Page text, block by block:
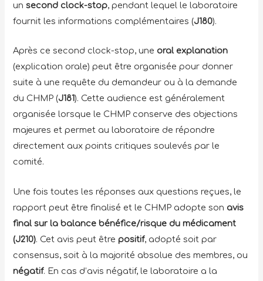
unsecond clock-stop, pendant lequel le laboratoire
fournit les informations complémentaires (J180).
Après ce second clock-stop, une oral explanation
(explication orale) peut être organisée pour donner
suite à une requête du demandeur ou à la demande
du CHMP (J181). Cette audience est généralement
organisée lorsque le CHMP conserve des objections
majeures et permet au laboratoire de répondre
directement aux points critiques soulevés par le
comité.
Une fois toutes les réponses aux questions reçues, le
rapport peut être finalisé et le CHMP adopte son avis
final sur la balance bénéfice/risque du médicament
(J210). Cet avis peut êtrepositif, adopté soit par
consensus, soit à la majorité absolue des membres, ou
négatif. En cas d’avis négatif, le laboratoire a la